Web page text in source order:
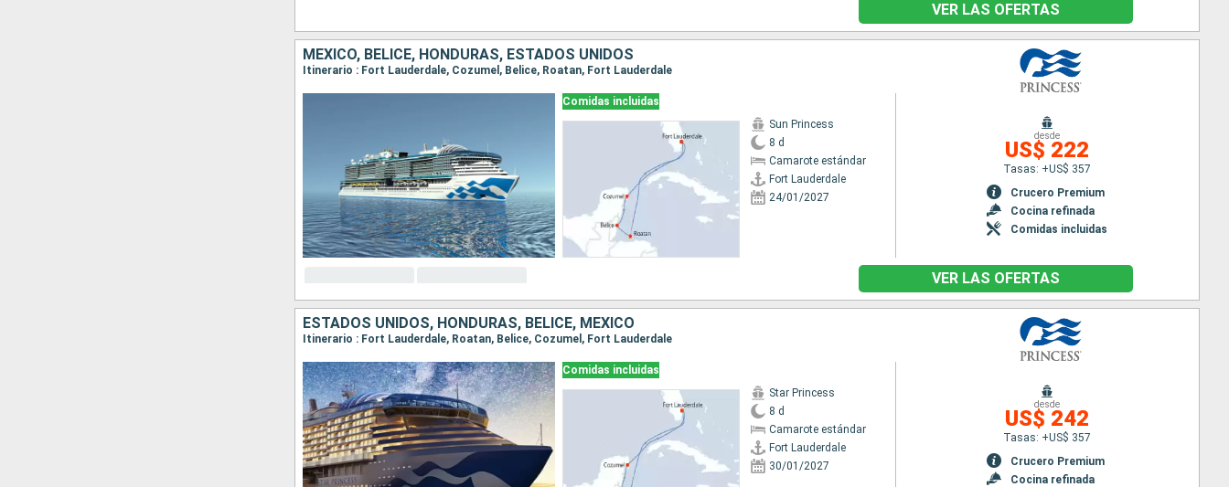
VER LAS OFERTAS
MÉXICO, BELICE, HONDURAS, ESTADOS UNIDOS
Itinerario : Fort Lauderdale, Cozumel, Belice, Roatan, Fort Lauderdale
Comidas incluidas
Sun Princess
8 d
Camarote estándar
Fort Lauderdale
24/01/2027
desde
US$ 222
Tasas: +US$ 357
Crucero Premium
Cocina refinada
Comidas incluidas
VER LAS OFERTAS
ESTADOS UNIDOS, HONDURAS, BELICE, MÉXICO
Itinerario : Fort Lauderdale, Roatan, Belice, Cozumel, Fort Lauderdale
Comidas incluidas
Star Princess
8 d
Camarote estándar
Fort Lauderdale
30/01/2027
desde
US$ 242
Tasas: +US$ 357
Crucero Premium
Cocina refinada